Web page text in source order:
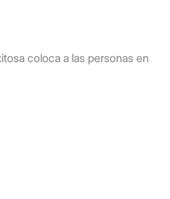
coloca a las personas en